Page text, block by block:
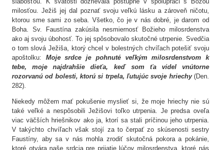
milosťou. Ježiš jej dal poznať svoju veľkú lásku a zároveň ničotu,
ktorou sme sami zo seba. Všetko, čo je v nás dobré, je darom od
Boha. Sv. Faustína zakúsila nesmiernosť Božieho milosrdenstva
ako aj svoju úbohosť. To jej spôsobovalo skutočné utrpenie. Svedčia
o tom slová Ježiša, ktorý chcel v bolestných chvíľach potešiť svoju
apoštolku: Moje srdce je pohnuté veľkým milosrdenstvom k
tebe, moje najdrahšie dieťa, keď som ťa videl vnútorne
rozorvanú od bolesti, ktorú si trpela, ľutujúc svoje hriechy(Den.
282).
Niekedy môžem mať pokušenie myslieť si, že moje hriechy nie sú
také veľké a nespôsobili Ježišovi toľko utrpenia. Je predsa oveľa
viac väčších hriešnikov ako ja, ktorí sa stali príčinou jeho utrpenia.
V takýchto chvíľach však stojí za to čerpať zo skúsenosti sestry
Faustíny, aby sa v nás mohla zrodiť skutočná pokora a pokánie,
ktoré otvára naše srdcia pre prijatie lúčov milosrdenstva, ktoré nás